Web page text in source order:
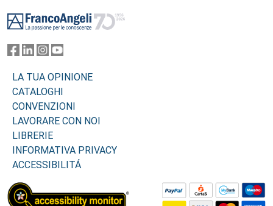
LA TUA OPINIONE
CATALOGHI
CONVENZIONI
LAVORARE CON NOI
LIBRERIE
INFORMATIVA PRIVACY
ACCESSIBILITÁ